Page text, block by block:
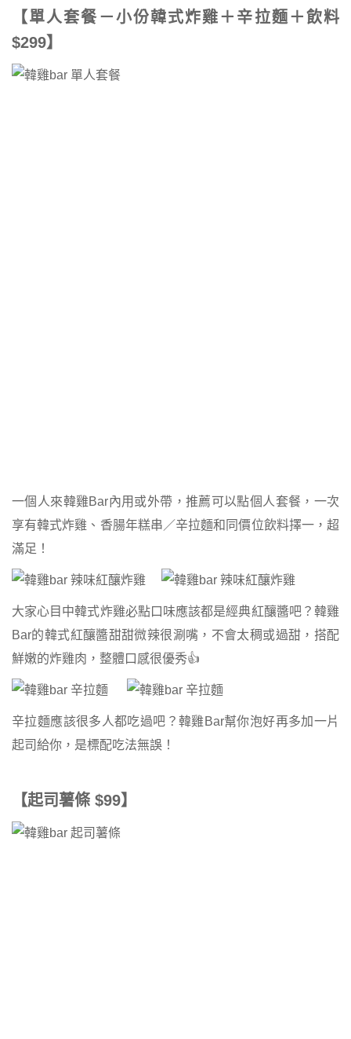
【單人套餐－小份韓式炸雞＋辛拉麵＋飲料
$299】
一個人來韓雞Bar內用或外帶，推薦可以點個人套餐，一次
享有韓式炸雞、香腸年糕串／辛拉麵和同價位飲料擇一，超
滿足！
大家心目中韓式炸雞必點口味應該都是經典紅釀醬吧？韓雞
Bar的韓式紅釀醬甜甜微辣很涮嘴，不會太稠或過甜，搭配
鮮嫩的炸雞肉，整體口感很優秀👍
辛拉麵應該很多人都吃過吧？韓雞Bar幫你泡好再多加一片
起司給你，是標配吃法無誤！
【起司薯條 $99】